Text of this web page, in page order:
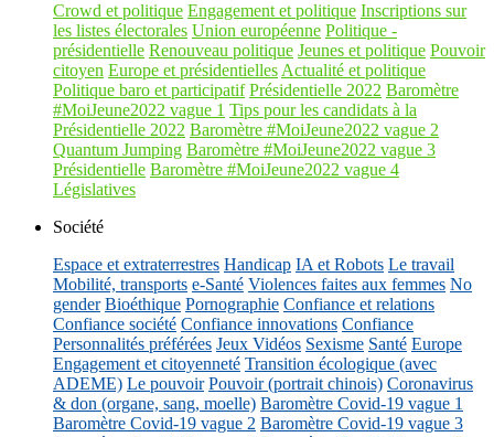
Crowd et politique Engagement et politique Inscriptions sur
les listes électorales Union européenne Politique -
présidentielle Renouveau politique Jeunes et politique Pouvoir
citoyen Europe et présidentielles Actualité et politique
Politique baro et participatif Présidentielle 2022 Baromètre
#MoiJeune2022 vague 1 Tips pour les candidats à la
Présidentielle 2022 Baromètre #MoiJeune2022 vague 2
Quantum Jumping Baromètre #MoiJeune2022 vague 3
Présidentielle Baromètre #MoiJeune2022 vague 4
Législatives
Société
Espace et extraterrestres Handicap IA et Robots Le travail
Mobilité, transports e-Santé Violences faites aux femmes No
gender Bioéthique Pornographie Confiance et relations
Confiance société Confiance innovations Confiance
Personnalités préférées Jeux Vidéos Sexisme Santé Europe
Engagement et citoyenneté Transition écologique (avec
ADEME) Le pouvoir Pouvoir (portrait chinois) Coronavirus
& don (organe, sang, moelle) Baromètre Covid-19 vague 1
Baromètre Covid-19 vague 2 Baromètre Covid-19 vague 3